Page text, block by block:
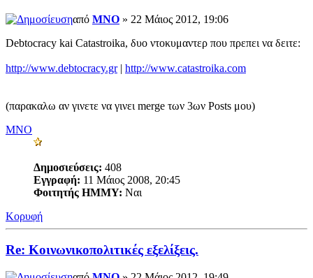
από MNO » 22 Μάιος 2012, 19:06
Debtocracy kai Catastroika, δυο ντοκυμαντερ που πρεπει να δειτε:
http://www.debtocracy.gr| http://www.catastroika.com
(παρακαλω αν γινετε να γινει merge των 3ων Posts μου)
MNO
Δημοσιεύσεις: 408
Εγγραφή: 11 Μάιος 2008, 20:45
Φοιτητής ΗΜΜΥ: Ναι
Κορυφή
Re: Κοινωνικοπολιτικές εξελίξεις.